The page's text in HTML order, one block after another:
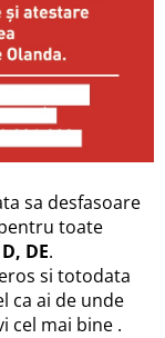
sa desfasoare
toate
DE.
si totodata
ca ai de unde
cel mai bine .